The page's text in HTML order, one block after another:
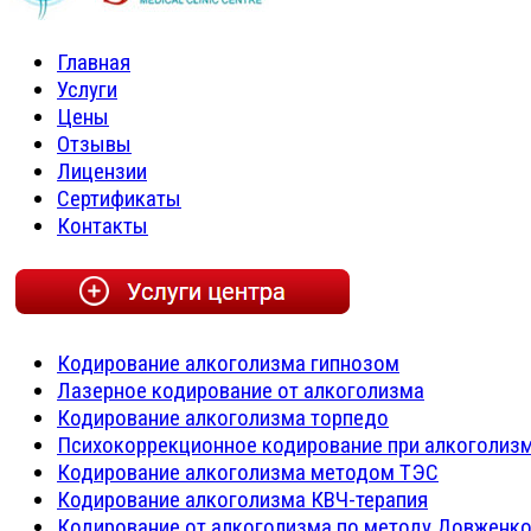
Главная
Услуги
Цены
Отзывы
Лицензии
Сертификаты
Контакты
Кодирование алкоголизма гипнозом
Лазерное кодирование от алкоголизма
Кодирование алкоголизма торпедо
Психокоррекционное кодирование при
Кодирование алкоголизма методом ТЭС
Кодирование алкоголизма КВЧ-терапия